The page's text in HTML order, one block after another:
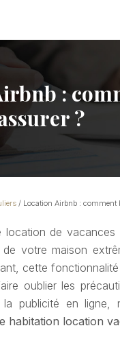
:
?
/ Location Airbnb : comment
location de vacances
votre maison
cette
oublier les
publicité en ligne,
habitation location